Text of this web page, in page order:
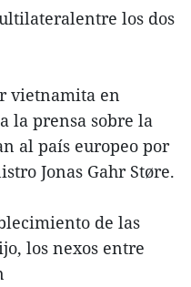
los dos
vietnamita en
la prensa sobre la
al país europeo por
Jonas Gahr Støre.
de las
los nexos entre